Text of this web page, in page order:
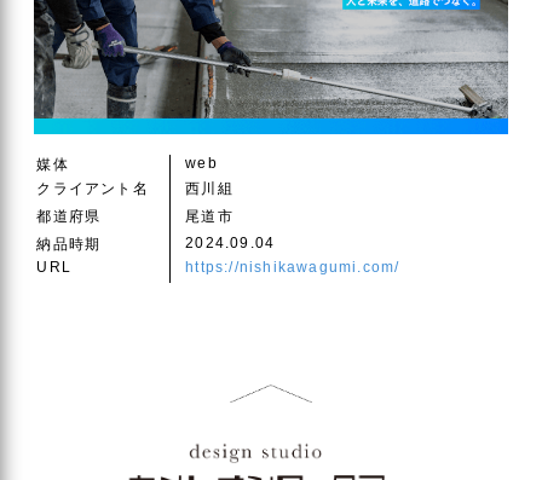
媒体
web
クライアント名
西川組
都道府県
尾道市
納品時期
2024.09.04
URL
https://nishikawagumi.com/